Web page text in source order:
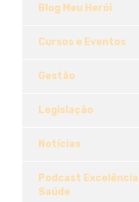
Blog Meu Herói
Cursos e Eventos
Gestão
Legislação
Notícias
Podcast
Saúde